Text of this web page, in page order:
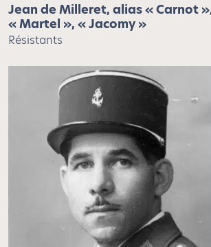
Jean de Milleret, alias « Carnot
« Martel », « Jacomy »
Résistants